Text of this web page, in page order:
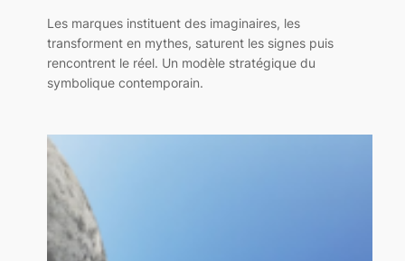
Les marques instituent des imaginaires, les
transforment en mythes, saturent les signes puis
rencontrent le réel. Un modèle stratégique du
symbolique contemporain.